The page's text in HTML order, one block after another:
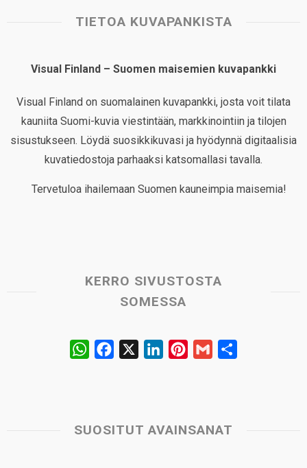
TIETOA KUVAPANKISTA
Visual Finland – Suomen maisemien kuvapankki
Visual Finland on suomalainen kuvapankki, josta voit tilata
kauniita Suomi-kuvia viestintään, markkinointiin ja tilojen
sisustukseen. Löydä suosikkikuvasi ja hyödynnä digitaalisia
kuvatiedostoja parhaaksi katsomallasi tavalla.
Tervetuloa ihailemaan Suomen kauneimpia maisemia!
KERRO SIVUSTOSTA
SOMESSA
W
s
b
e
e
l
SUOSITUT AVAINSANAT